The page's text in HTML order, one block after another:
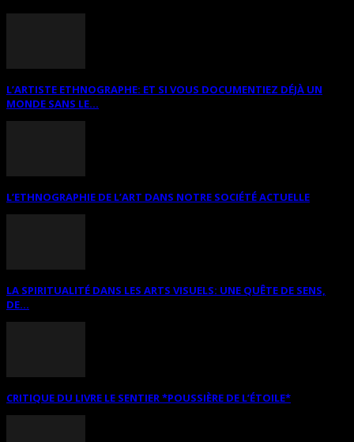
L’ARTISTE ETHNOGRAPHE: ET SI VOUS DOCUMENTIEZ DÉJÀ UN
MONDE SANS LE...
L’ETHNOGRAPHIE DE L’ART DANS NOTRE SOCIÉTÉ ACTUELLE
LA SPIRITUALITÉ DANS LES ARTS VISUELS: UNE QUÊTE DE SENS,
DE...
CRITIQUE DU LIVRE LE SENTIER *POUSSIÈRE DE L’ÉTOILE*